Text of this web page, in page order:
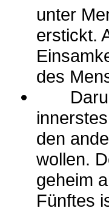
unter
erstickt.
des
Darum
den
wollen.
geheim
Fünftes